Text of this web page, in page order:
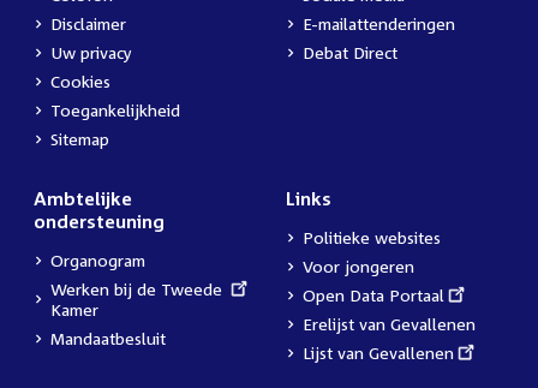
Disclaimer
Uw privacy
Cookies
Toegankelijkheid
Sitemap
E-mailattenderingen
Debat Direct
Ambtelijke
ondersteuning
Organogram
External
link:
Werken bij de Tweede
Kamer
Mandaatbesluit
Links
Politieke websites
Voor jongeren
External
link:
Open Data Portaal
Erelijst van Gevallenen
External
Lijst van Gevallenen